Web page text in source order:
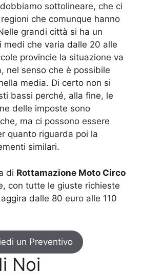
sottolineare, che ci
che comunque hanno
grandi città si ha un
medi che varia dalle 20 alle
provincie la situazione va
nel senso che è possibile
media. Di certo non si
bassi perché, alla fine, le
delle imposte sono
ma ci possono essere
quanto riguarda poi la
similari.
di Rottamazione Moto Circo
con tutte le giuste richieste
dalle 80 euro alle 110
un Preventivo
Noi